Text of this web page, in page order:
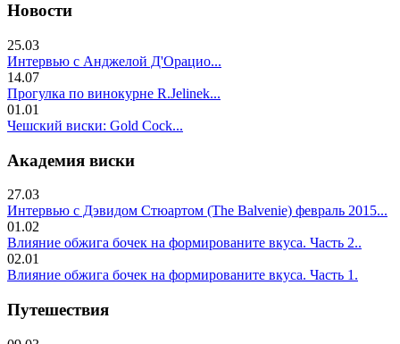
Новости
25.03
Интервью с Анджелой Д'Орацио...
14.07
Прогулка по винокурне R.Jelinek...
01.01
Чешский виски: Gold Cock...
Академия виски
27.03
Интервью с Дэвидом Стюартом (The Balvenie) февраль 2015...
01.02
Влияние обжига бочек на формированите вкуса. Часть 2..
02.01
Влияние обжига бочек на формированите вкуса. Часть 1.
Путешествия